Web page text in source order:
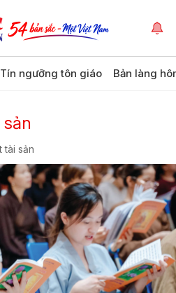
Tín ngưỡng tôn giáo Bản làng
tài sản